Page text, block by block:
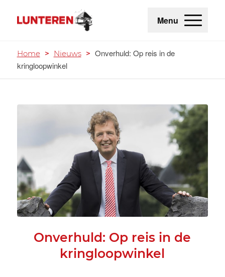
Menu
Home > Nieuws > Onverhuld: Op reis in de
kringloopwinkel
Onverhuld: Op reis in de
kringloopwinkel